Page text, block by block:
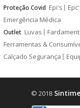
Proteção Covid Epi's
Emergência Médica
Outlet Luvas
Ferramentas &
Calçado Segurança
© 2018